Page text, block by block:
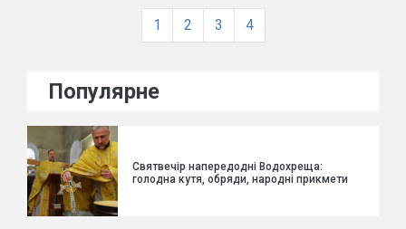
1 2 3 4
Популярне
Святвечір напередодні Водохреща:
голодна кутя, обряди, народні прикмети